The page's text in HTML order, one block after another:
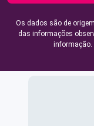
Os dados são de
das informações
informação.